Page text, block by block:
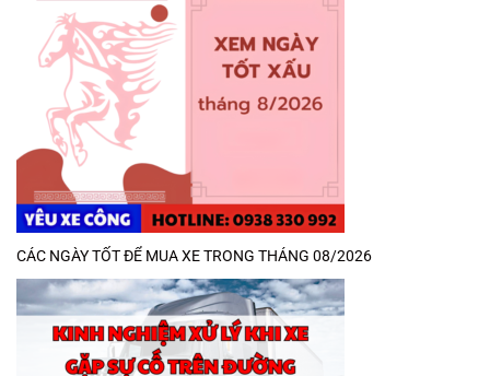
CÁC NGÀY TỐT ĐỂ MUA XE TRONG THÁNG 08/2026